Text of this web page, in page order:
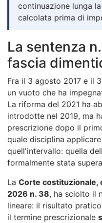
continuazione lunga
calcolata prima di
La sentenza
fascia
Fra il 3 agosto 2017 e il
un vuoto che ha
La riforma del 2021 ha
introdotte nel 2019, ma
prescrizione dopo il
quale disciplina
quell'intervallo: quella
formalmente stata
La Corte costituzionale,
2026 n. 38, ha sciolto il
lineare: il risultato
il termine prescrizionale